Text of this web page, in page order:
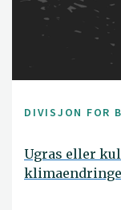
DIVISJON FOR
Ugras eller